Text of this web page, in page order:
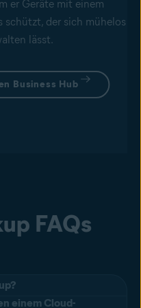
er Geräte mit einem
schützt, der sich mühelos
lässt.
Business Hub
FAQs
einem Cloud-